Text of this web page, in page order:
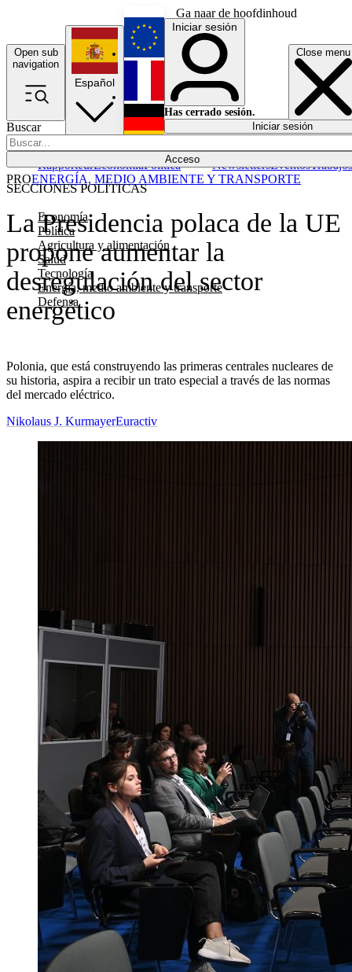
Ga naar de hoofdinhoud
Open sub
navigation
Close menu
Buscar
Acceso
SECCIONES POLÍTICAS
Economía
Política
Agricultura y alimentación
Salud
Tecnología
Energía, medio ambiente y transporte
Defensa
RapporteurEconomíaPolítica NewslettersEventosTrabajos
Español
English
Français
Iniciar sesión
Has cerrado sesión.
Iniciar sesión
La Presidencia polaca de la UE
propone aumentar la
desregulación del sector
energético
Polonia, que está construyendo las primeras centrales nucleares de
su historia, aspira a recibir un trato especial a través de las normas
del mercado eléctrico.
PROENERGÍA, MEDIO AMBIENTE Y TRANSPORTE
Nikolaus J. KurmayerEuractiv